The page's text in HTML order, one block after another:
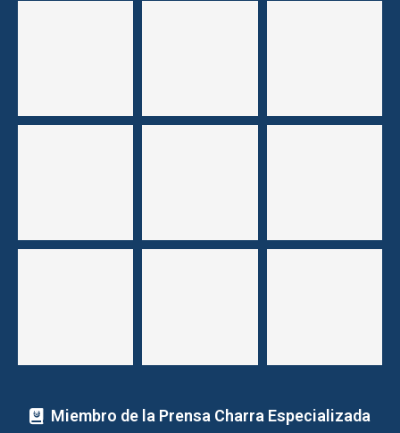
Miembro de la Prensa Charra Especializada